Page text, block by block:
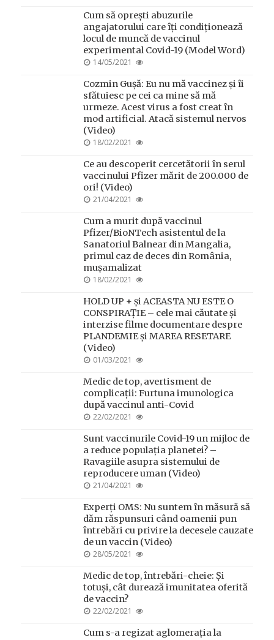
Cum să oprești abuzurile
angajatorului care îți condiționează
locul de muncă de vaccinul
experimental Covid-19 (Model Word)
POSTED
14/05/2021
Cozmin Gușă: Eu nu mă vaccinez și îi
sfătuiesc pe cei ca mine să mă
urmeze. Acest virus a fost creat în
mod artificial. Atacă sistemul nervos
(Video)
POSTED
18/02/2021
Ce au descoperit cercetătorii în serul
vaccinului Pfizer mărit de 200.000 de
ori! (Video)
POSTED
21/04/2021
Cum a murit după vaccinul
Pfizer/BioNTech asistentul de la
Sanatoriul Balnear din Mangalia,
primul caz de deces din România,
mușamalizat
POSTED
18/02/2021
HOLD UP + și ACEASTA NU ESTE O
CONSPIRAȚIE – cele mai căutate și
interzise filme documentare despre
PLANDEMIE și MAREA RESETARE
(Video)
POSTED
01/03/2021
Medic de top, avertisment de
complicații: Furtuna imunologica
după vaccinul anti-Covid
POSTED
22/02/2021
Sunt vaccinurile Covid-19 un mijloc de
a reduce populația planetei? –
Ravagiile asupra sistemului de
reproducere uman (Video)
POSTED
21/04/2021
Experți OMS: Nu suntem în măsură să
dăm răspunsuri când oamenii pun
întrebări cu privire la decesele cauzate
de un vaccin (Video)
POSTED
28/05/2021
Medic de top, întrebări-cheie: Și
totuși, cât durează imunitatea oferită
de vaccin?
POSTED
22/02/2021
Cum s-a regizat aglomerația la